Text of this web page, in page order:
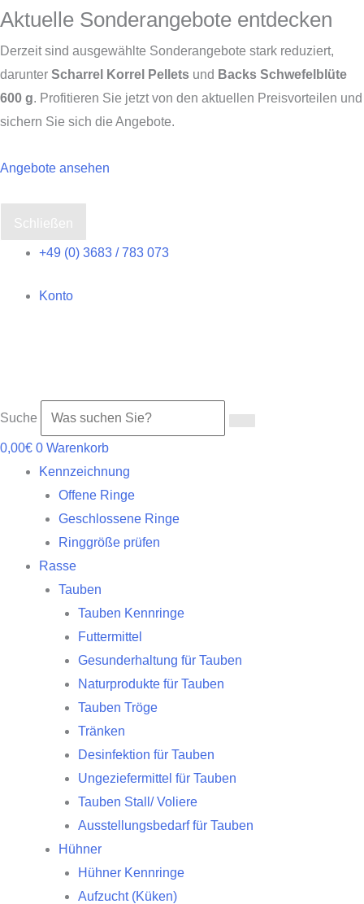
Aktuelle Sonderangebote entdecken
Derzeit sind ausgewählte Sonderangebote stark reduziert,
darunter Scharrel Korrel Pellets und Backs Schwefelblüte
600 g. Profitieren Sie jetzt von den aktuellen Preisvorteilen und
sichern Sie sich die Angebote.
Angebote ansehen
Schließen
springen
+49 (0) 3683 / 783 073
Konto
Suche
0,00€ 0 Warenkorb
Kennzeichnung
Offene Ringe
Geschlossene Ringe
Ringgröße prüfen
Rasse
Tauben
Tauben Kennringe
Futtermittel
Gesunderhaltung für Tauben
Naturprodukte für Tauben
Tauben Tröge
Tränken
Desinfektion für Tauben
Ungeziefermittel für Tauben
Tauben Stall/ Voliere
Ausstellungsbedarf für Tauben
Hühner
Hühner Kennringe
Aufzucht (Küken)